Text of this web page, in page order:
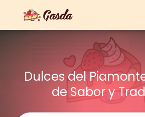
Dulces del
de Sabor y